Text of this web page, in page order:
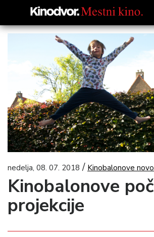
nedelja, 08. 07. 2018 / Kinobalonove
Kinobalonove
projekcije